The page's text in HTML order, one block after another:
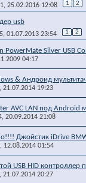
, 25.02.2016 12:08 1 2
usb
, 01.07.2013 23:54 1 2
PowerMate Silver USB
04:17
& Андроид
, 21.07.2014 19:23
AVC LAN под Android
, 20.09.2014 21:08
Джойстик iDrive
, 12.08.2014 01:54
USB HID
, 21.07.2014 20:27